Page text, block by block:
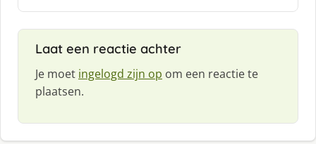
:
Laat een reactie achter
Je moet ingelogd zijn op om een reactie te
plaatsen.